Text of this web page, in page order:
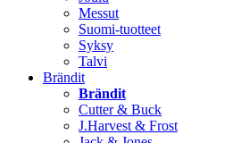
Messut
Suomi-tuotteet
Syksy
Talvi
Brändit
Brändit
Cutter & Buck
J.Harvest & Frost